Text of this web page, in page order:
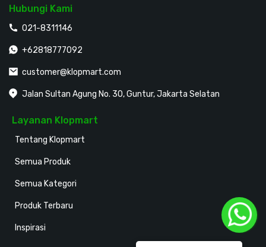
Hubungi Kami
021-8311146
+62818777092
customer@klopmart.com
Jalan Sultan Agung No. 30, Guntur, Jakarta Selatan
Layanan Klopmart
Tentang Klopmart
Semua Produk
Semua Kategori
Produk Terbaru
Inspirasi